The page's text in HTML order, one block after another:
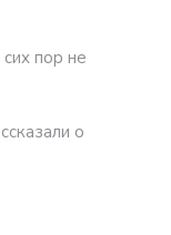
пор не
о